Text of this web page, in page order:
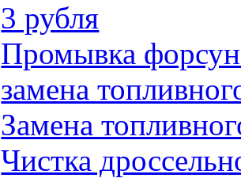
3 рубля
Промывка
замена
Замена
Чистка